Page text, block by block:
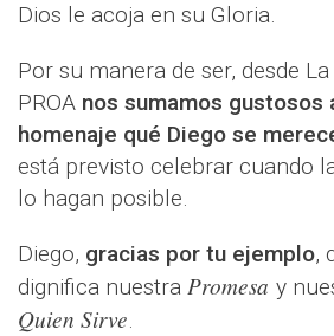
Dios le acoja en su Gloria.
Por su manera de ser, desde
PROA nos sumamos gustosos
homenaje qué Diego se
está previsto celebrar cuando
lo hagan posible.
Diego, gracias por tu ejemplo,
dignifica nuestra Promesa y
Quien Sirve.